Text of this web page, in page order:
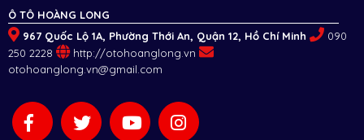
Ô TÔ HOÀNG LONG
967 Quốc Lộ 1A, Phường Thới An, Quận 12, Hồ Chí Minh
090
250 2228
http://otohoanglong.vn
otohoanglong.vn@gmail.com